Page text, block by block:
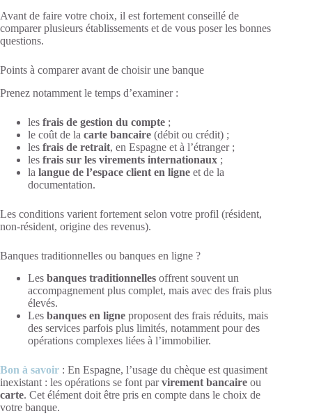
Avant de faire votre choix, il est fortement conseillé de
comparer plusieurs établissements et de vous poser les bonnes
questions.
Points à comparer avant de choisir une banque
Prenez notamment le temps d’examiner :
les frais de gestion du compte ;
le coût de la carte bancaire (débit ou crédit) ;
les frais de retrait, en Espagne et à l’étranger ;
les frais sur les virements internationaux ;
la langue de l’espace client en ligne et de la
documentation.
Les conditions varient fortement selon votre profil (résident,
non-résident, origine des revenus).
Banques traditionnelles ou banques en ligne ?
Les banques traditionnelles offrent souvent un
accompagnement plus complet, mais avec des frais plus
élevés.
Les banques en ligne proposent des frais réduits, mais
des services parfois plus limités, notamment pour des
opérations complexes liées à l’immobilier.
Bon à savoir : En Espagne, l’usage du chèque est quasiment
inexistant : les opérations se font parvirement bancaire ou
carte. Cet élément doit être pris en compte dans le choix de
votre banque.